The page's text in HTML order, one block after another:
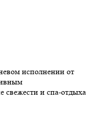
исполнении от
свежести и спа-отдыха